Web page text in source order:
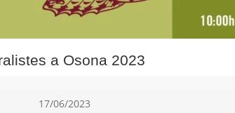
a Osona 2023
17/06/2023